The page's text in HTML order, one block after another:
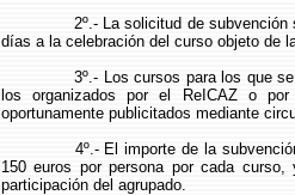
2º.- La solicitud de
días a la celebración del curso objeto de
3º.- Los cursos para los que
los organizados por el ReICAZ o
oportunamente publicitados mediante
4º.- El importe de la
150 euros por persona por cada
participación del agrupado.